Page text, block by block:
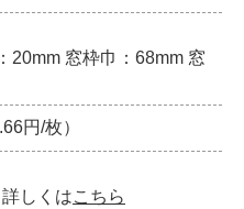
20mm 窓枠巾：68mm 窓
円/枚）
しくはこちら